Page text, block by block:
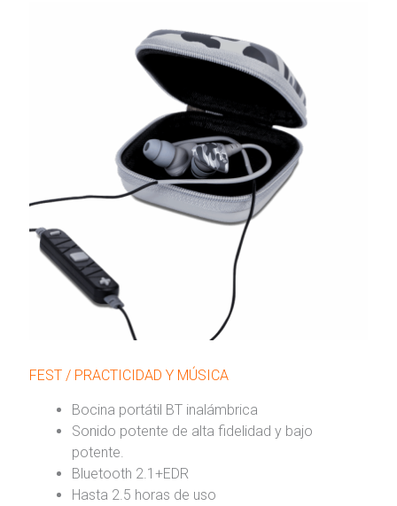
FEST / PRACTICIDAD Y MÚSICA
Bocina portátil BT inalámbrica
Sonido potente de alta fidelidad y bajo
potente.
Bluetooth 2.1+EDR
Hasta 2.5 horas de uso